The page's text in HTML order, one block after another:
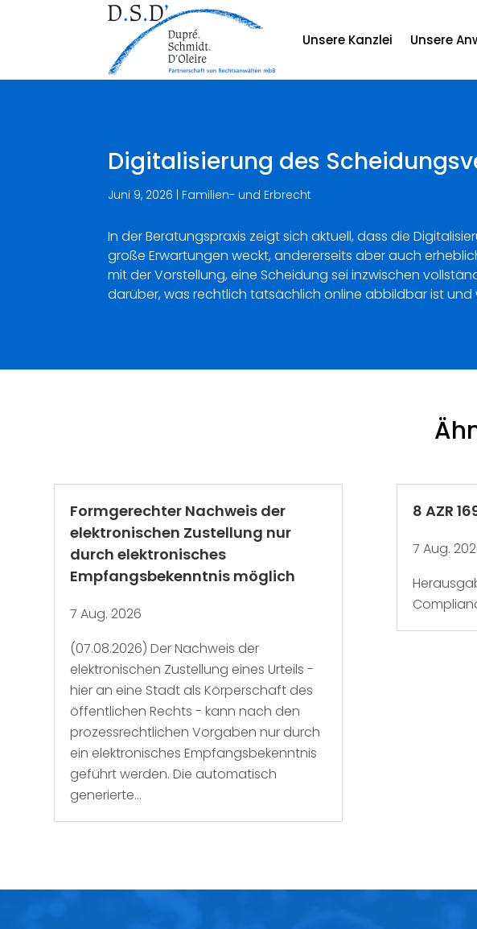
Unsere Kanzlei Unsere
Digitalisierung des
Juni 9, 2026 | Familien- und Erbrecht
In der Beratungspraxis zeigt sich aktuell, dass die
große Erwartungen weckt, andererseits aber auch
mit der Vorstellung, eine Scheidung sei inzwischen
darüber, was rechtlich tatsächlich online abbildbar ist
Formgerechter Nachweis der
elektronischen Zustellung nur
durch elektronisches
Empfangsbekenntnis möglich
7 Aug. 2026
(07.08.2026) Der Nachweis der
elektronischen Zustellung eines Urteils -
hier an eine Stadt als Körperschaft des
öffentlichen Rechts - kann nach den
prozessrechtlichen Vorgaben nur durch
ein elektronisches Empfangsbekenntnis
geführt werden. Die automatisch
generierte...
8 AZR
7 Aug.